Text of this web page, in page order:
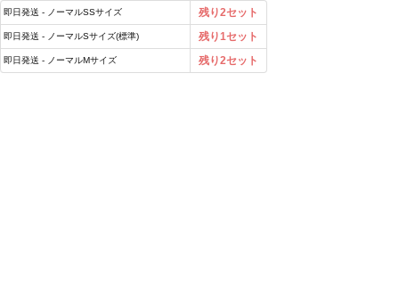
即日発送 - ノーマルSSサイズ 残り2セット
即日発送 - ノーマルSサイズ(標準) 残り1セット
即日発送 - ノーマルMサイズ 残り2セット